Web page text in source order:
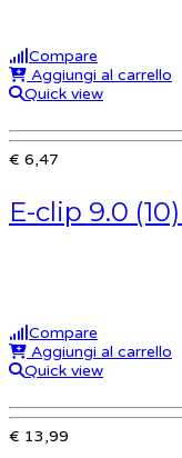
Compare
Aggiungi al carrello
Quick view
€ 6,47
E-clip 9.0
Compare
Aggiungi al carrello
Quick view
€ 13,99